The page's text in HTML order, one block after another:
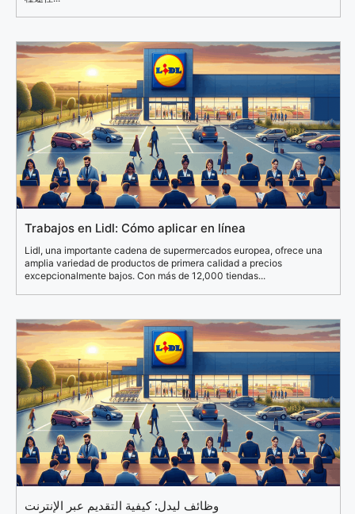
Trabajos en Lidl: Cómo aplicar en línea
Lidl, una importante cadena de supermercados europea, ofrece una
amplia variedad de productos de primera calidad a precios
excepcionalmente bajos. Con más de 12,000 tiendas...
وظائف ليدل: كيفية التقديم عبر الإنترنت